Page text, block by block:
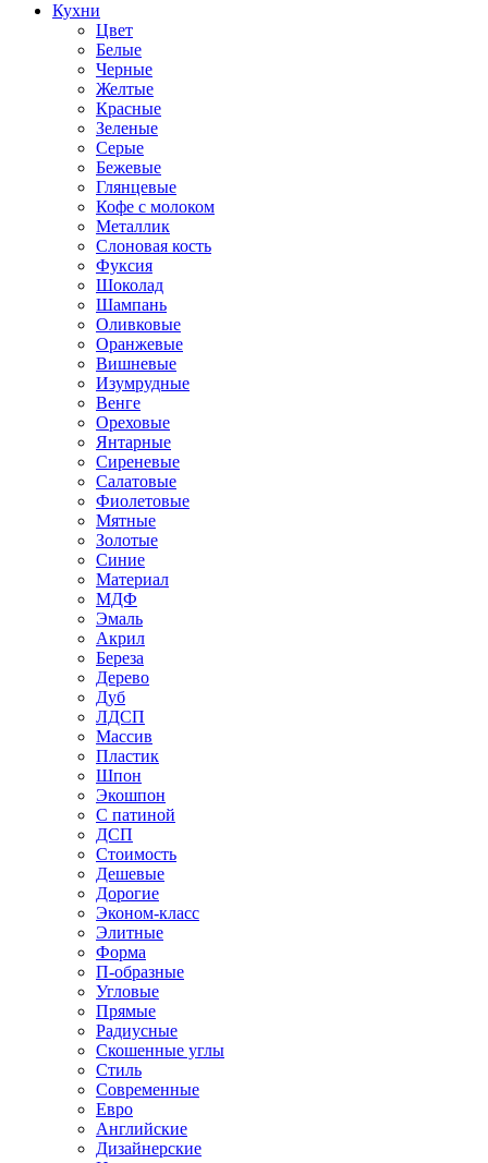
Кухни
Цвет
Белые
Черные
Желтые
Красные
Зеленые
Серые
Бежевые
Глянцевые
Кофе с молоком
Металлик
Слоновая кость
Фуксия
Шоколад
Шампань
Оливковые
Оранжевые
Вишневые
Изумрудные
Венге
Ореховые
Янтарные
Сиреневые
Салатовые
Фиолетовые
Мятные
Золотые
Синие
Материал
МДФ
Эмаль
Акрил
Береза
Дерево
Дуб
ЛДСП
Массив
Пластик
Шпон
Экошпон
С патиной
ДСП
Стоимость
Дешевые
Дорогие
Эконом-класс
Элитные
Форма
П-образные
Угловые
Прямые
Радиусные
Скошенные углы
Стиль
Современные
Евро
Английские
Дизайнерские